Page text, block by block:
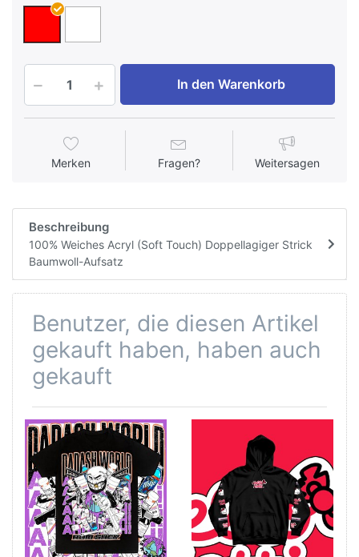
In den Warenkorb
Merken Fragen? Weitersagen
Beschreibung
100% Weiches Acryl (Soft Touch) Doppellagiger Strick
Baumwoll-Aufsatz
Benutzer, die diesen Artikel
gekauft haben, haben auch
gekauft